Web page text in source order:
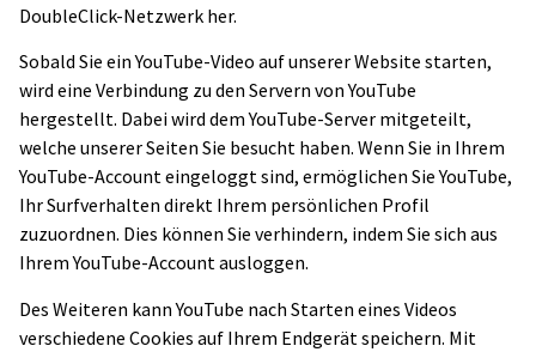
DoubleClick-Netzwerk her.
Sobald Sie ein YouTube-Video auf unserer Website starten,
wird eine Verbindung zu den Servern von YouTube
hergestellt. Dabei wird dem YouTube-Server mitgeteilt,
welche unserer Seiten Sie besucht haben. Wenn Sie in Ihrem
YouTube-Account eingeloggt sind, ermöglichen Sie YouTube,
Ihr Surfverhalten direkt Ihrem persönlichen Profil
zuzuordnen. Dies können Sie verhindern, indem Sie sich aus
Ihrem YouTube-Account ausloggen.
Des Weiteren kann YouTube nach Starten eines Videos
verschiedene Cookies auf Ihrem Endgerät speichern. Mit